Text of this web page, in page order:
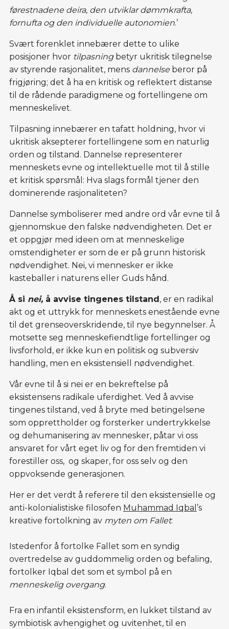
førestnadene deira, den utviklar dømmkrafta,
fornufta og den individuelle autonomien.’
Svært forenklet innebærer dette to ulike
posisjoner hvor tilpasningbetyr ukritisk tilegnelse
av styrende rasjonalitet, mens dannelse beror på
frigjøring; det å ha en kritisk og reflektert distanse
til de rådende paradigmene og fortellingene om
menneskelivet.
Tilpasning innebærer en tafatt holdning, hvor vi
ukritisk aksepterer fortellingene som en naturlig
orden og tilstand. Dannelse representerer
menneskets evne og intellektuelle mot til å stille
et kritisk spørsmål: Hva slags formål tjener den
dominerende rasjonaliteten?
Dannelse symboliserer med andre ord vår evne til å
gjennomskue den falske nødvendigheten. Det er
et oppgjør med ideen om at menneskelige
omstendigheter er som de er på grunn historisk
nødvendighet. Nei, vi mennesker er ikke
kasteballer i naturens eller Guds hånd.
Å si nei, å avvise tingenes tilstand , er en radikal
akt og et uttrykk for menneskets enestående evne
til det grenseoverskridende, til nye begynnelser. Å
motsette seg menneskefiendtlige fortellinger og
livsforhold, er ikke kun en politisk og subversiv
handling, men en eksistensiell nødvendighet.
Vår evne til å si nei er en bekreftelse på
eksistensens radikale uferdighet. Ved å avvise
tingenes tilstand, ved å bryte med betingelsene
som opprettholder og forsterker undertrykkelse
og dehumanisering av mennesker, påtar vi oss
ansvaret for vårt eget liv og for den fremtiden vi
forestiller oss, og skaper, for oss selv og den
oppvoksende generasjonen.
Her er det verdt å referere til den eksistensielle og
anti-kolonialistiske filosofen Muhammad Iqbal ’s
kreative fortolkning av myten om Fallet:
Istedenfor å fortolke Fallet som en syndig
overtredelse av guddommelig orden og befaling,
fortolker Iqbal det som et symbol på en
menneskelig overgang.
Fra en infantil eksistensform, en lukket tilstand av
symbiotisk avhengighet og uvitenhet, til en